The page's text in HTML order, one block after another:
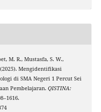
M. R., Mustasfa, S. W.,
Mengidentifikasi
di SMA Negeri 1 Percut Sei
Pembelajaran. QISTINA: